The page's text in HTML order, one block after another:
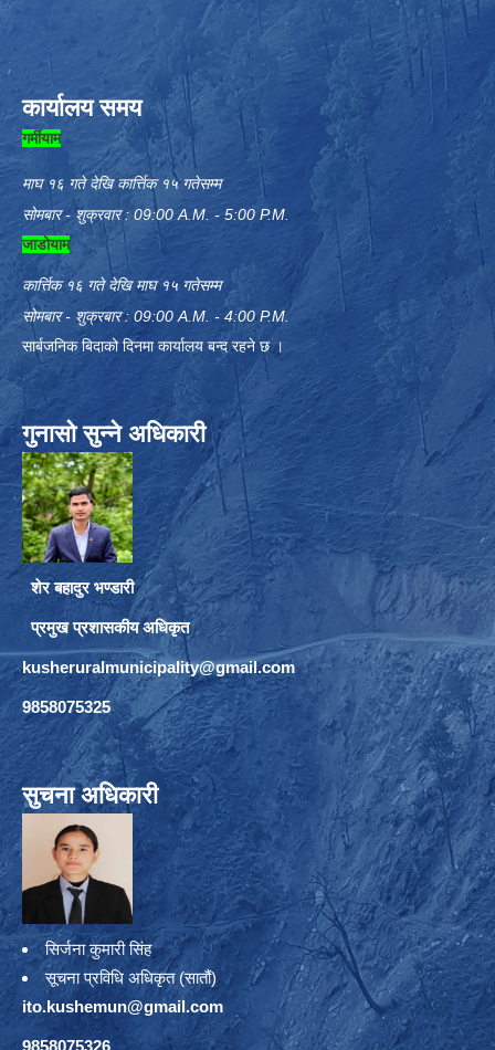
कार्यालय समय
गर्मीयाम
माघ १६ गते देखि कार्त्तिक १५ गतेसम्म
सोमबार - शुक्रवार : 09:00 A.M. - 5:00 P.M.
जाडोयाम
कार्त्तिक १६ गते देखि माघ १५ गतेसम्म
सोमबार - शुक्रबार : 09:00 A.M. - 4:00 P.M.
सार्बजनिक बिदाको दिनमा कार्यालय बन्द रहने छ ।
गुनासो सुन्ने अधिकारी
शेर बहादुर भण्डारी
प्रमुख प्रशासकीय अधिकृत
kusheruralmunicipality@gmail.com
9858075325
सुचना अधिकारी
सिर्जना कुमारी सिंह
सूचना प्रविधि अधिकृत (सातौं)
ito.kushemun@gmail.com
9858075326